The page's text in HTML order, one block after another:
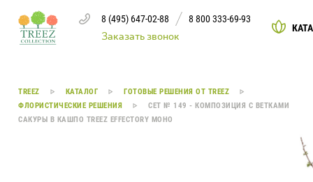
8 (495) 647-02-88 8 800 333-69-93
Заказать звонок
Каталог
TREEZ КАТАЛОГ
ГОТОВЫЕ РЕШЕНИЯ ОТ TREEZ
ФЛОРИСТИЧЕСКИЕ РЕШЕНИЯ
СЕТ № 149 - КОМПОЗИЦИЯ С ВЕТКАМИ
САКУРЫ В КАШПО TREEZ EFFECTORY MOHO